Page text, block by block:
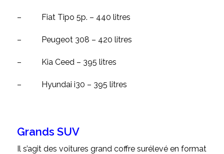
– Fiat Tipo 5p. – 440 litres
– Peugeot 308 – 420 litres
– Kia Ceed – 395 litres
– Hyundai i30 – 395 litres
Grands SUV
Il s’agit des voitures grand coffre surélevé en format